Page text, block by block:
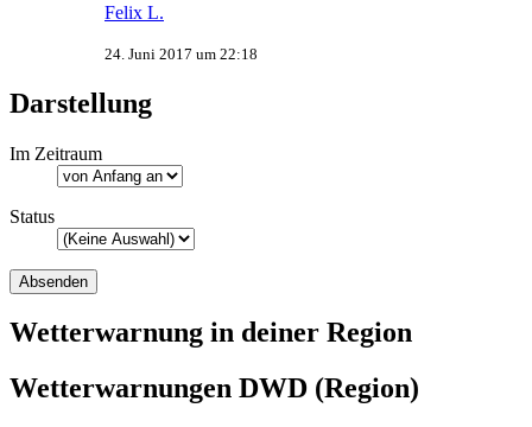
Felix L.
24. Juni 2017 um 22:18
Darstellung
Im Zeitraum
Status
Wetterwarnung in deiner Region
Wetterwarnungen DWD (Region)